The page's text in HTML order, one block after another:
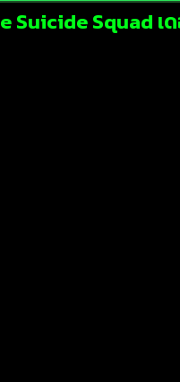
Suicide Squad เ